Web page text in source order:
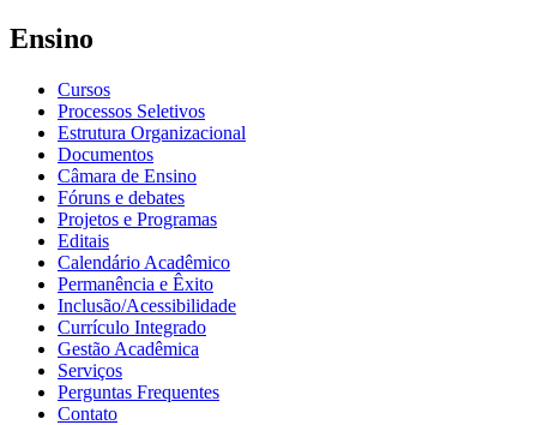
Ensino
Cursos
Processos Seletivos
Estrutura Organizacional
Documentos
Câmara de Ensino
Fóruns e debates
Projetos e Programas
Editais
Calendário Acadêmico
Permanência e Êxito
Inclusão/Acessibilidade
Currículo Integrado
Gestão Acadêmica
Serviços
Perguntas Frequentes
Contato